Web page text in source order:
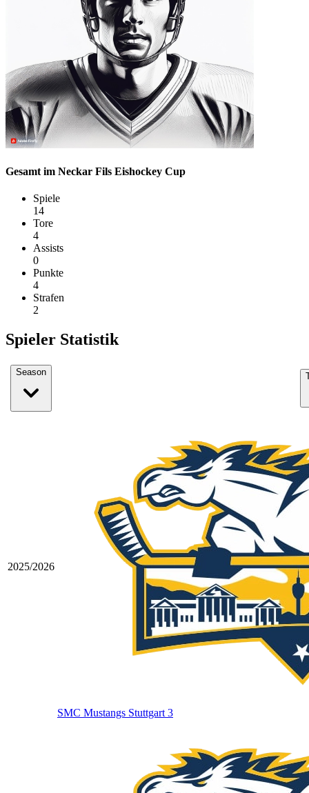
Gesamt im Neckar Fils Eishockey Cup
Spiele
14
Tore
4
Assists
0
Punkte
4
Strafen
2
Spieler Statistik
Season
2025/2026
SMC Mustangs Stuttgart 3